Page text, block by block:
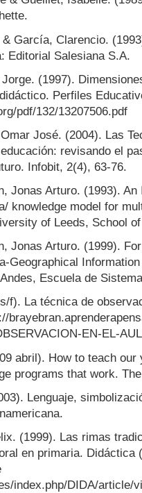
García, Clarencio.
Editorial Salesiana S.A.
(1997).
Perfiles
pdf/132/13207506.pdf
José. (2004). Las
revisando el
Infobit, 2(4), 63-76.
Jonas Arturo. (1993).
knowledge model for
of Leeds, School
Jonas Arturo. (1999).
Geographical
Escuela de
f). La técnica de
EN-EL-
abril). How to teach our
programs that work.
Lenguaje,
(1999). Las rimas
en primaria. Didáctica
index.php/DIDA/article/